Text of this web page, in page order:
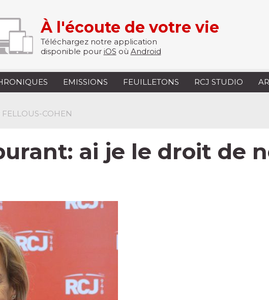
À l'écoute de votre vie
Téléchargez notre application
disponible pour iOS où Android
EMISSIONS FEUILLETONS RCJ STUDIO
COHEN
ai je le droit de